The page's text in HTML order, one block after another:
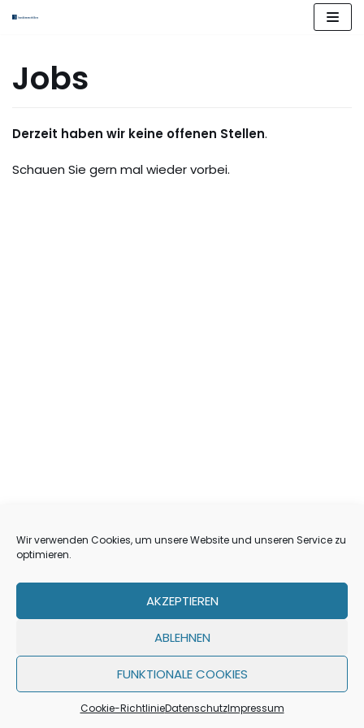
Wir verwenden Cookies, um unsere Website und unseren Service zu
optimieren.
AKZEPTIEREN
ABLEHNEN
FUNKTIONALE COOKIES
Cookie-RichtlinieDatenschutzImpressum
Zum
Jobs
Derzeit haben wir keine offenen Stellen.
Schauen Sie gern mal wieder vorbei.
Referenzen
Datenschutz Haftungsausschluss
Cookie-Richtlinie (EU) Geschichte
© Bankimmobilien | 2025